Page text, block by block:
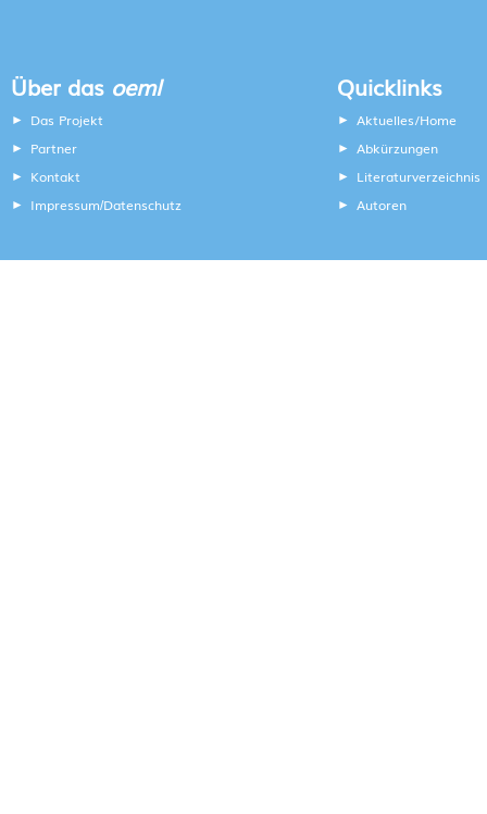
Über das oeml
Das Projekt
Partner
Kontakt
Impressum/Datenschutz
Quicklinks
Aktuelles/Home
Abkürzungen
Literaturverzeichnis
Autoren